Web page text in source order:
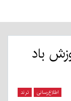
باد
اطلاع‌رسانی ترند